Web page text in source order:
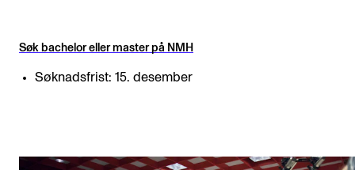
Søk bachelor eller master på NMH
Søknadsfrist: 15. desember